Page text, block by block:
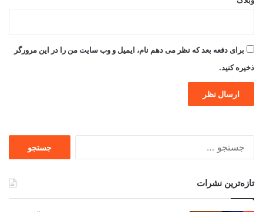
برای دفعه بعد که نظر می دهم نام، ایمیل و وب سایت من را در این مرورگر
ذخیره کنید.
تازه‌ترین نشرات